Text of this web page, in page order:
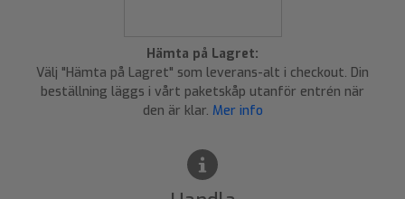
Hämta på Lagret:
Välj "Hämta på Lagret" som leverans-alt i checkout. Din
beställning läggs i vårt paketskåp utanför entrén när
den är klar. Mer info